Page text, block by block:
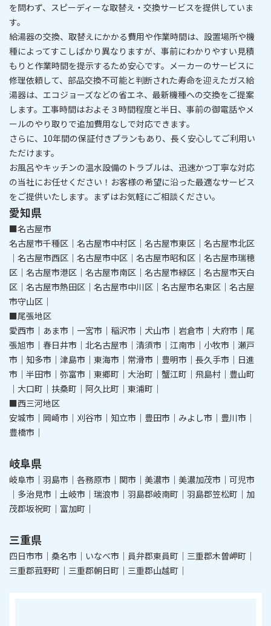
を問わず、 スピーディーな取替え・交換サービスを提供していま
す。
給湯器の交換、取替えにかかる費用や作業時間は、設置場所や機
種によってすこしばかり異なりますが、事前にわかりやすい見積
もりと作業時間を提示するため安心です。メーカーのサービスに
修理依頼して、部品交換不可能と判断された寿命を迎えたガス給
湯器は、エコジョーズなどの省エネ、最新機種への交換をご提案
します。工事時間はおよそ３時間程度と半日、事前の御電話やメ
ールのやり取りで追加費用なしで対応できます。
さらに、 10年間の保証付きプランもあり、長く安心してご利用い
ただけます。
​​​​​​​お風呂やキッチンの温水設備のトラブルは、迅速かつ丁寧な対応
の当社にお任せください！ お客様の希望に沿った最適なサービス
をご提供いたします。まずはお気軽にご相談ください。
愛知県
■名古屋市
名古屋市千種区｜名古屋市中村区｜名古屋市東区｜名古屋市北区
｜名古屋市西区｜名古屋市中区｜名古屋市昭和区｜名古屋市瑞穂
区｜名古屋市港区｜名古屋市南区｜名古屋市緑区｜名古屋市天白
区｜名古屋市熱田区｜名古屋市中川区｜名古屋市名東区｜名古屋
市守山区｜
■尾張地区
愛西市｜あま市｜一宮市｜稲沢市｜犬山市｜岩倉市｜大府市｜尾
張旭市｜春日井市｜北名古屋市｜清須市｜江南市｜小牧市｜瀬戸
市｜知多市｜津島市｜東海市｜常滑市｜豊明市｜長久手市｜日進
市｜半田市｜弥富市｜東郷町｜大治町｜蟹江町｜飛島村｜豊山町
｜大口町｜扶桑町｜阿久比町｜東浦町｜
■西三河地区
安城市｜岡崎市｜刈谷市｜知立市｜豊田市｜みよし市｜豊川市｜
豊橋市｜
岐阜県
岐阜市｜羽島市｜各務原市｜関市｜美濃市｜美濃加茂市｜可児市
｜多治見市｜土岐市｜瑞浪市｜羽島郡岐南町｜羽島郡笠松町｜加
茂郡坂祝町｜富加町｜
三重県
四日市市｜桑名市｜いなべ市｜員弁郡東員町｜三重郡木曽岬町｜
三重郡菰野町｜三重郡朝日町｜三重郡山越町｜